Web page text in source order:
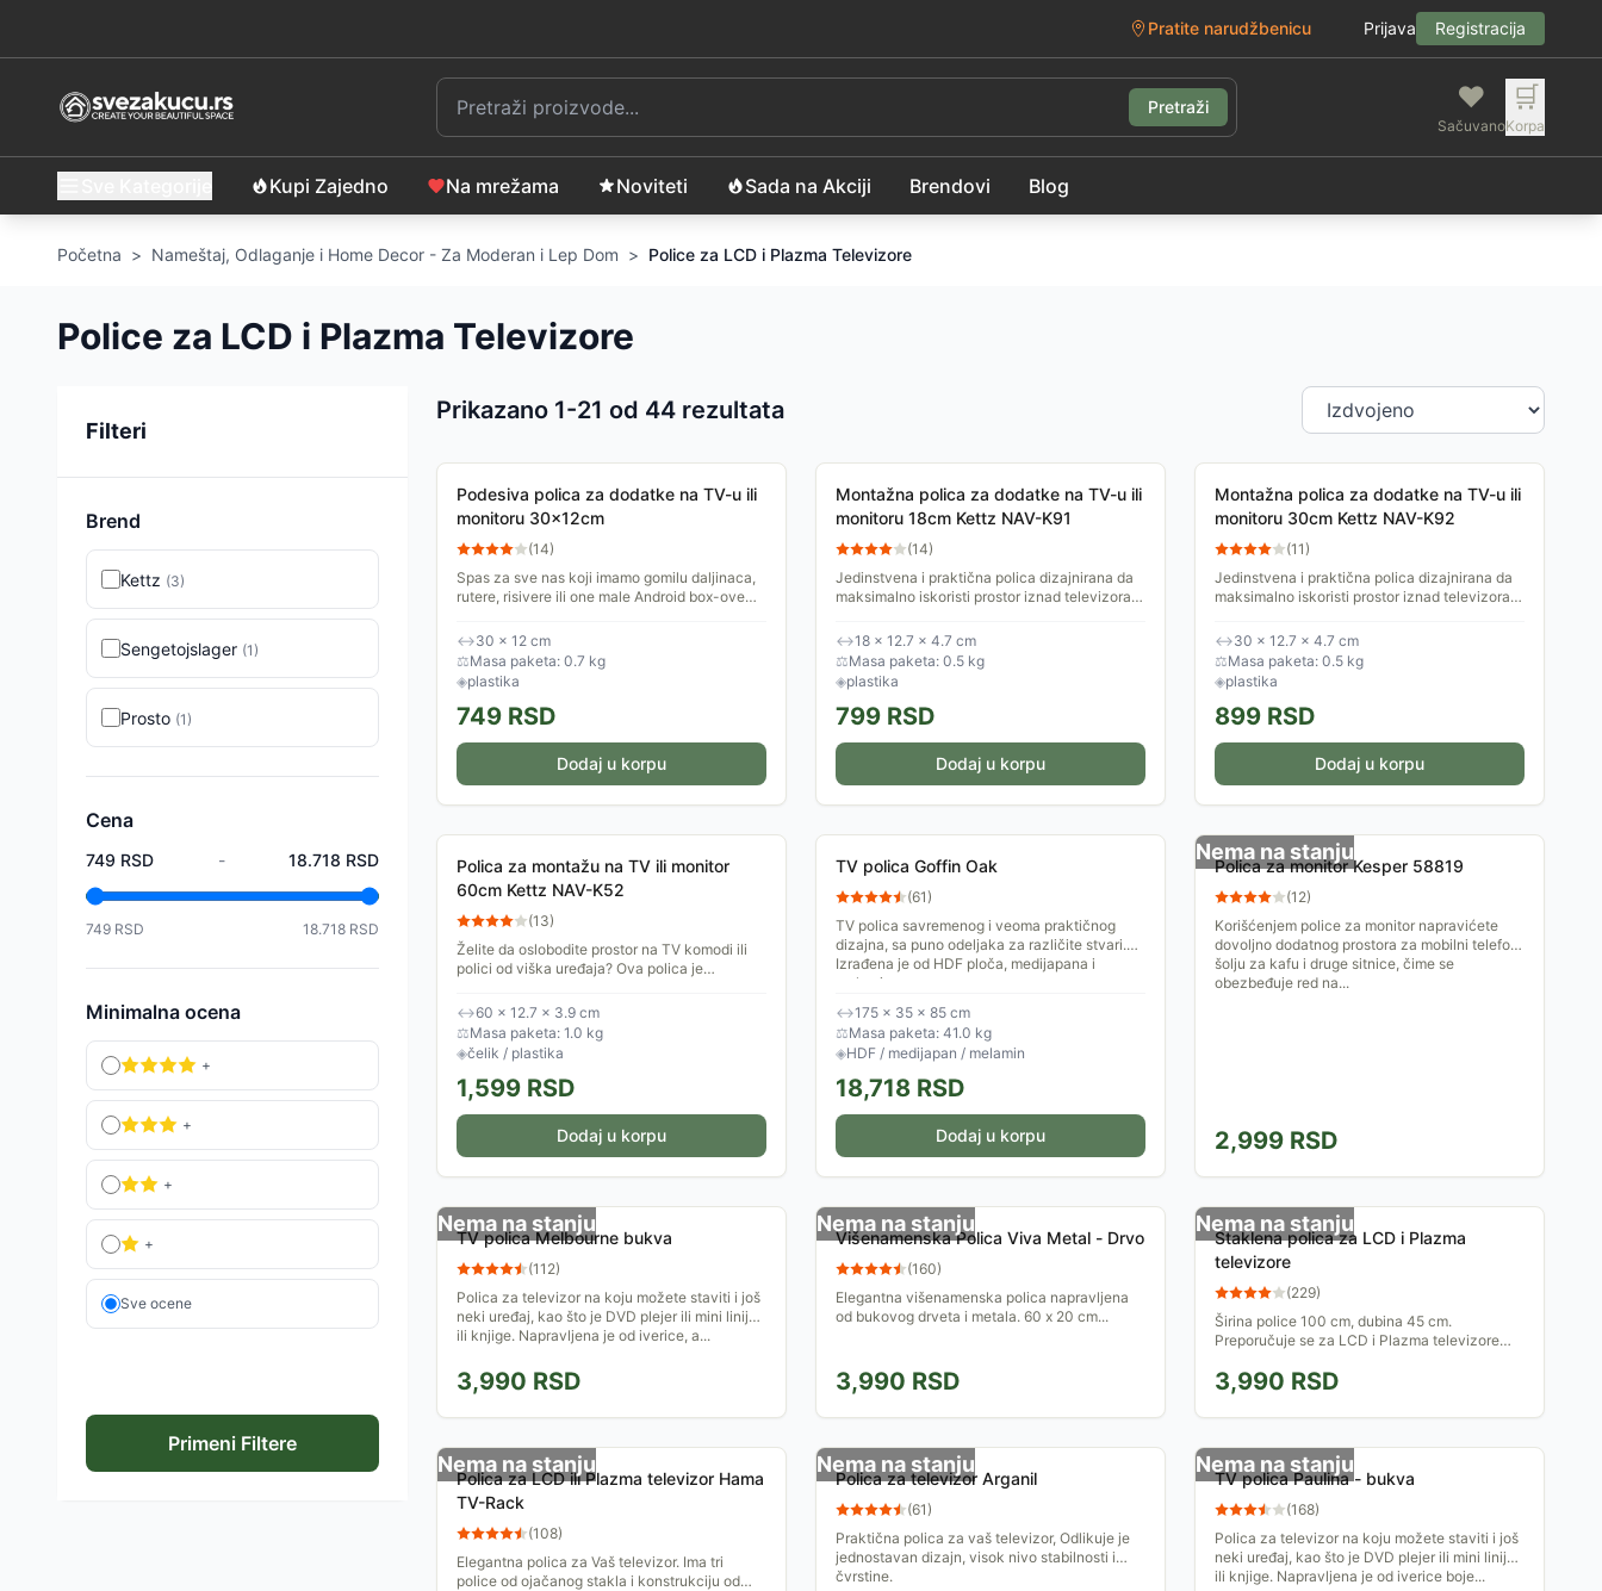
Pratite narudžbenicu Prijava Registracija
Pretraži ❤️
Sačuvano
🛒
Korpa
Kupi Zajedno Na mrežama Noviteti Sada na Akciji Brendovi Blog
Početna > Nameštaj, Odlaganje i Home Decor - Za Moderan i Lep Dom > Police za LCD i Plazma Televizore
Police za LCD i Plazma Televizore
Filteri
Brend
Kettz (3)
Sengetojslager (1)
Prosto (1)
Cena
749 RSD - 18.718 RSD
749 RSD 18.718 RSD
Minimalna ocena
+
+
+
+
Sve ocene
Primeni Filtere
Prikazano 1-21 od 44 rezultata
Sortiranje proizvoda
Podesiva polica za dodatke na TV-u ili
monitoru 30x12cm
(14)
Spas za sve nas koji imamo gomilu daljinaca,
rutere, risivere ili one male Android box-ove
se za 10...
↔30 × 12 cm
⚖Masa paketa: 0.7 kg
◈plastika
749 RSD
Dodaj u korpu
Montažna polica za dodatke na TV-u ili
monitoru 18cm Kettz NAV-K91
(14)
Jedinstvena i praktična polica dizajnirana da
maksimalno iskoristi prostor iznad televizora,
risiver, set...
↔18 × 12.7 × 4.7 cm
⚖Masa paketa: 0.5 kg
◈plastika
799 RSD
Dodaj u korpu
Montažna polica za dodatke na TV-u ili
monitoru 30cm Kettz NAV-K92
(11)
Jedinstvena i praktična polica dizajnirana da
maksimalno iskoristi prostor iznad televizora,
risiver, set...
↔30 × 12.7 × 4.7 cm
⚖Masa paketa: 0.5 kg
◈plastika
899 RSD
Dodaj u korpu
Polica za montažu na TV ili monitor
60cm Kettz NAV-K52
(13)
Želite da oslobodite prostor na TV komodi ili
polici od viška uređaja? Ova polica je
iznad televizora,...
↔60 × 12.7 × 3.9 cm
⚖Masa paketa: 1.0 kg
◈čelik / plastika
1,599 RSD
Dodaj u korpu
TV polica Goffin Oak
(61)
TV polica savremenog i veoma praktičnog
dizajna, sa puno odeljaka za različite stvari.
Izrađena je od HDF ploča, medijapana i
melamina.
↔175 × 35 × 85 cm
⚖Masa paketa: 41.0 kg
◈HDF / medijapan / melamin
18,718 RSD
Dodaj u korpu
Nema na stanju
Polica za monitor Kesper 58819
(12)
Korišćenjem police za monitor napravićete
dovoljno dodatnog prostora za mobilni telefon,
šolju za kafu i druge sitnice, čime se
obezbeđuje red na...
2,999 RSD
Nema na stanju
TV polica Melbourne bukva
(112)
Polica za televizor na koju možete staviti i još
neki uređaj, kao što je DVD plejer ili mini linija,
ili knjige. Napravljena je od iverice, a...
3,990 RSD
Nema na stanju
Višenamenska Polica Viva Metal - Drvo
(160)
Elegantna višenamenska polica napravljena
od bukovog drveta i metala. 60 x 20 cm...
3,990 RSD
Nema na stanju
Staklena polica za LCD i Plazma
televizore
(229)
Širina police 100 cm, dubina 45 cm.
Preporučuje se za LCD i Plazma televizore
40 kg. Nosivost gornje...
3,990 RSD
Nema na stanju
Polica za LCD ili Plazma televizor Hama
TV-Rack
(108)
Elegantna polica za Vaš televizor. Ima tri
police od ojačanog stakla i konstrukciju od
Nema na stanju
Polica za televizor Arganil
(61)
Praktična polica za vaš televizor, Odlikuje je
jednostavan dizajn, visok nivo stabilnosti i
čvrstine.
Nema na stanju
TV polica Paulina - bukva
(168)
Polica za televizor na koju možete staviti i još
neki uređaj, kao što je DVD plejer ili mini linija,
ili knjige. Napravljena je od iverice boje...